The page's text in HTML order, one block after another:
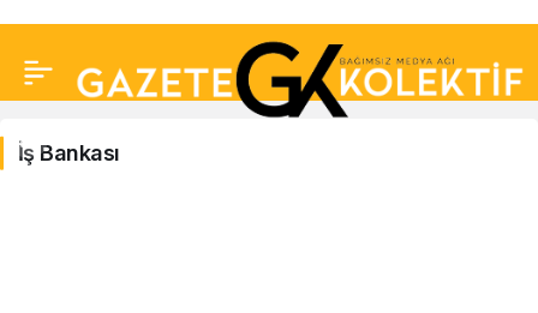
İş
İş Bankası